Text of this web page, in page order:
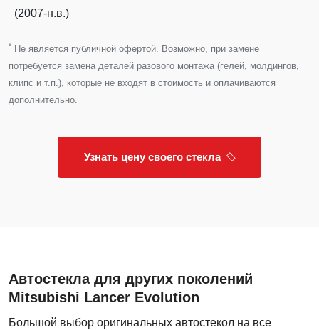
(2007-н.в.)
* Не является публичной офертой. Возможно, при замене
потребуется замена деталей разового монтажа (гелей, молдингов,
клипс и т.п.), которые не входят в стоимость и оплачиваются
дополнительно.
Узнать цену своего стекла
Автостекла для других поколений
Mitsubishi Lancer Evolution
Большой выбор оригинальных автостекол на все